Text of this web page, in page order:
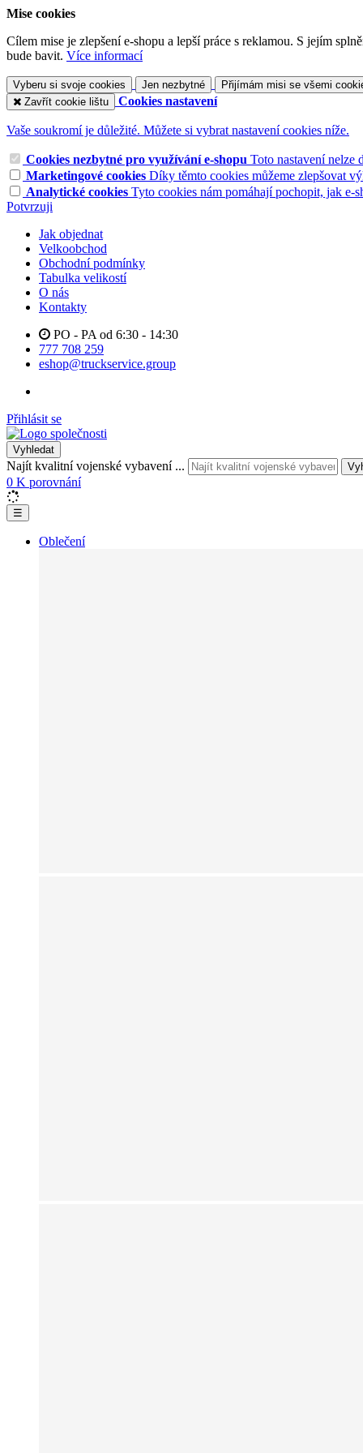
Mise cookies
Cílem mise je zlepšení e-shopu a lepší práce s reklamou. S jejím
bude bavit. Více informací
Vyberu si svoje cookies Jen nezbytné
Přijímám misi se všemi
Zavřít cookie lištu
Cookies nastavení
Vaše soukromí je důležité. Můžete si vybrat nastavení cookies níže.
Cookies nezbytné pro využívání e-shopu Toto nastavení nelze
Marketingové cookies Díky těmto cookies můžeme zlepšovat
Analytické cookies Tyto cookies nám pomáhají pochopit, jak e-
Potvrzuji
Jak objednat
Velkoobchod
Obchodní podmínky
Tabulka velikostí
O nás
Kontakty
PO - PA od 6:30 - 14:30
777 708 259
eshop@truckservice.group
Přihlásit se
Vyhledat
Najít kvalitní vojenské vybavení ...
0 K porovnání
☰
Oblečení